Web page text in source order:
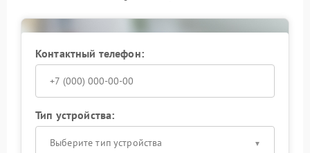
Сервисный центр Powercom выполняет ремонт
платы, замену конденсаторов и восстановление
неисправности ИБП функционирует устойчивее и
безопаснее для подключенной техники.
Исправные конденсаторы обеспечивают
признаках неисправности стоит заняться ремонтом
и продлить срок службы устройства.
Контактный телефон:
Тип устройства:
Выберите тип устройства